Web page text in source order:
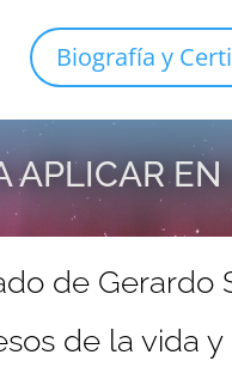
Biografía y
APLICAR
de Gerardo
de la vida y